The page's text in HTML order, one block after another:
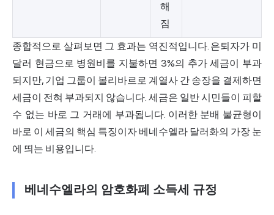
해
짐
종합적으로 살펴보면 그 효과는 역진적입니다. 은퇴자가 미
달러 현금으로 병원비를 지불하면 3%의 추가 세금이 부과
되지만, 기업 그룹이 볼리바르로 계열사 간 송장을 결제하면
세금이 전혀 부과되지 않습니다. 세금은 일반 시민들이 피할
수 없는 바로 그 거래에 부과됩니다. 이러한 분배 불균형이
바로 이 세금의 핵심 특징이자 베네수엘라 달러화의 가장 눈
에 띄는 비용입니다.
베네수엘라의 암호화폐 소득세 규정